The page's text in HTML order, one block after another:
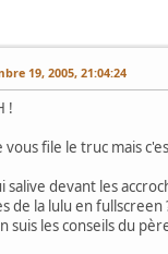
19, 2005, 21:04:24
!
vous file le truc mais
salive devant les
de la lulu en fullscreen
suis les conseils du